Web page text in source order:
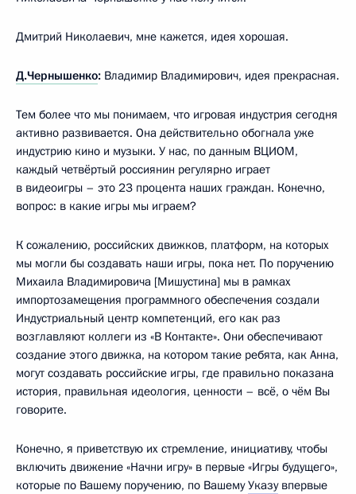
Дмитрий Николаевич, мне кажется, идея хорошая.
Д.Чернышенко: Владимир Владимирович, идея прекрасная.
Тем более что мы понимаем, что игровая индустрия сегодня
активно развивается. Она действительно обогнала уже
индустрию кино и музыки. У нас, по данным ВЦИОМ,
каждый четвёртый россиянин регулярно играет
в видеоигры – это 23 процента наших граждан. Конечно,
вопрос: в какие игры мы играем?
К сожалению, российских движков, платформ, на которых
мы могли бы создавать наши игры, пока нет. По поручению
Михаила Владимировича [Мишустина] мы в рамках
импортозамещения программного обеспечения создали
Индустриальный центр компетенций, его как раз
возглавляют коллеги из «В Контакте». Они обеспечивают
создание этого движка, на котором такие ребята, как Анна,
могут создавать российские игры, где правильно показана
история, правильная идеология, ценности – всё, о чём Вы
говорите.
Конечно, я приветствую их стремление, инициативу, чтобы
включить движение «Начни игру» в первые «Игры будущего»,
которые по Вашему поручению, по ВашемуУказувпервые